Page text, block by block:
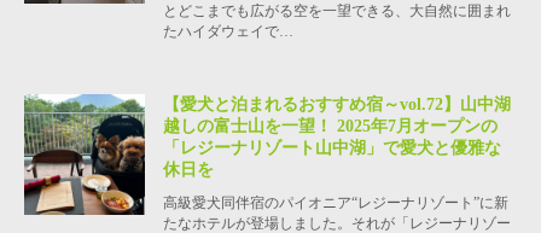
とどこまでも広がる空を一望できる、大自然に囲まれ
たハイダウェイで…
【愛犬と泊まれるおすすめ宿～vol.72】山中湖
越しの富士山を一望！ 2025年7月オープンの
「レジーナリゾート山中湖」で愛犬と優雅な
休日を
高級愛犬同伴宿のパイオニア“レジーナリゾート”に新
たなホテルが登場しました。それが「レジーナリゾー